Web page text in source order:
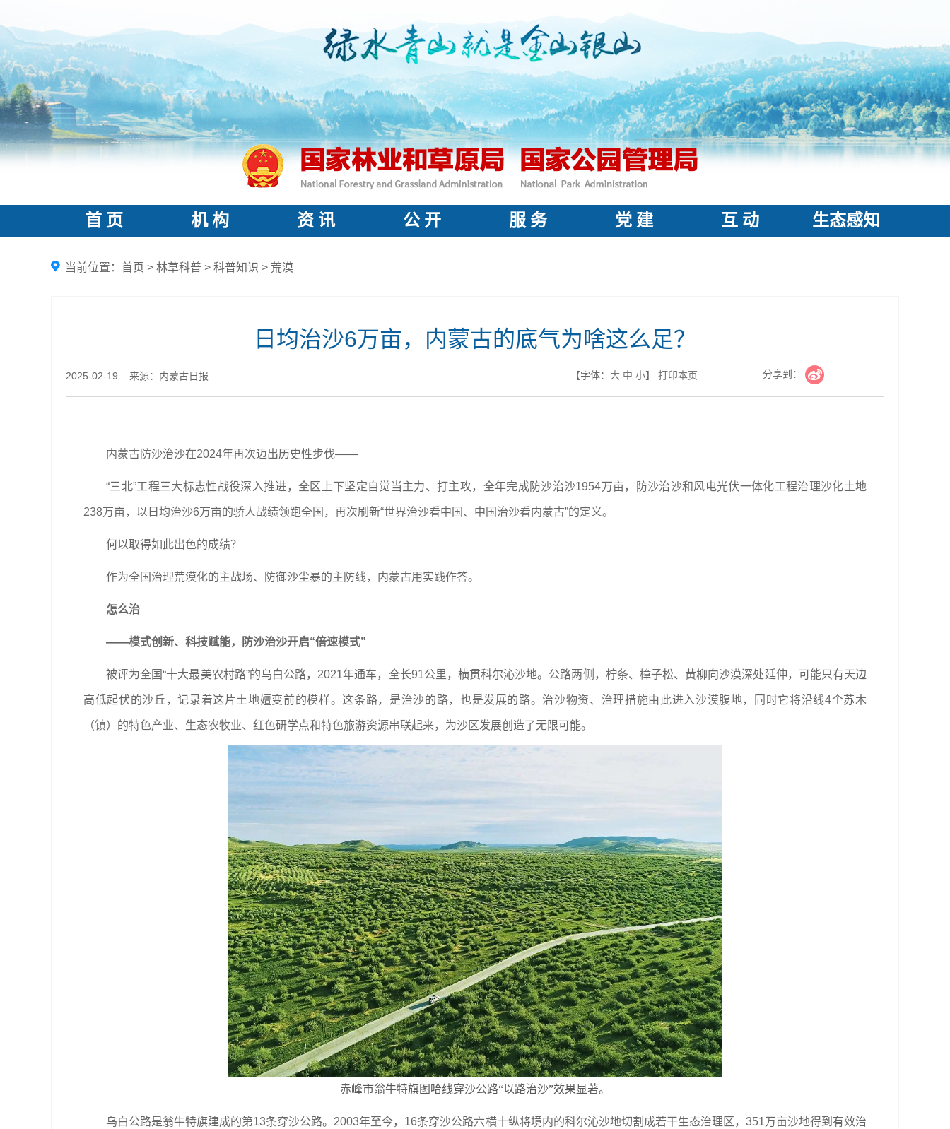
首 页 机 构 资 讯 公 开 服 务 党 建 互 动 生态感知
当前位置： 首页 > 林草科普 > 科普知识 > 荒漠
日均治沙6万亩，内蒙古的底气为啥这么足？
2025-02-19 来源：内蒙古日报 【字体： 大 中 小】 打印本页 分享到：
内蒙古防沙治沙在2024年再次迈出历史性步伐——
“三北”工程三大标志性战役深入推进，全区上下坚定自觉当主力、打主攻，全年完成防沙治沙1954万亩，防沙治沙和风电光伏一体化工程治理沙化土地
238万亩，以日均治沙6万亩的骄人战绩领跑全国，再次刷新“世界治沙看中国、中国治沙看内蒙古”的定义。
何以取得如此出色的成绩？
作为全国治理荒漠化的主战场、防御沙尘暴的主防线，内蒙古用实践作答。
怎么治
——模式创新、科技赋能，防沙治沙开启“倍速模式”
被评为全国“十大最美农村路”的乌白公路，2021年通车，全长91公里，横贯科尔沁沙地。公路两侧，柠条、樟子松、黄柳向沙漠深处延伸，可能只有天边
高低起伏的沙丘，记录着这片土地嬗变前的模样。这条路，是治沙的路，也是发展的路。治沙物资、治理措施由此进入沙漠腹地，同时它将沿线4个苏木
（镇）的特色产业、生态农牧业、红色研学点和特色旅游资源串联起来，为沙区发展创造了无限可能。
赤峰市翁牛特旗图哈线穿沙公路“以路治沙”效果显著。
乌白公路是翁牛特旗建成的第13条穿沙公路。2003年至今，16条穿沙公路六横十纵将境内的科尔沁沙地切割成若干生态治理区，351万亩沙地得到有效治